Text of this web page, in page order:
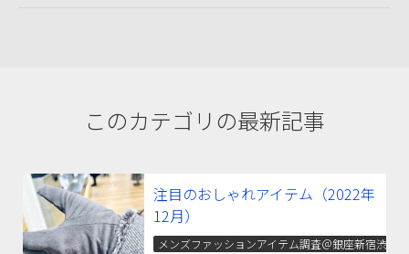
このカテゴリの最新記事
注目のおしゃれアイテム（2022年
12月）
メンズファッションアイテム調査＠銀座新宿渋谷